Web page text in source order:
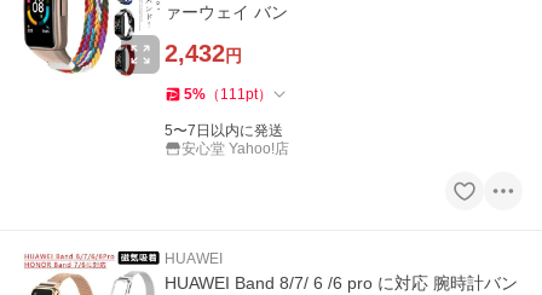
ァーウェイ バン
2,432円
5% （ 111pt）
5〜7日以内に発送
安心堂 Yahoo!店
HUAWEI
HUAWEI Band 8/7/ 6 /6 pro に対応 腕時計バン